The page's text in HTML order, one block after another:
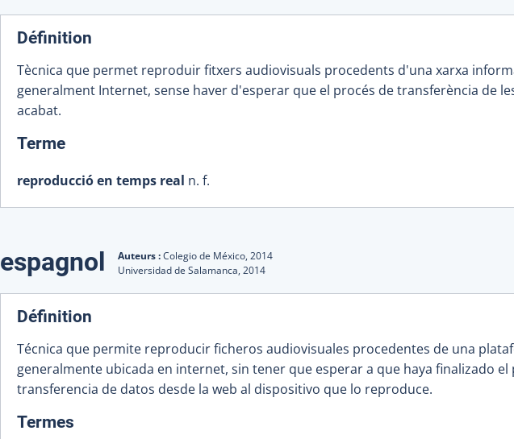
Définition
Tècnica que permet reproduir fitxers audiovisuals procedents d'una xarxa
generalment Internet, sense haver d'esperar que el procés de transferència de
acabat.
Terme:
reproducció en temps real n. f.
espagnol Auteurs :Colegio de México, 2014
Universidad de Salamanca, 2014
Définition
Técnica que permite reproducir ficheros audiovisuales procedentes de una
generalmente ubicada en internet, sin tener que esperar a que haya finalizado el
transferencia de datos desde la web al dispositivo que lo reproduce.
Termes